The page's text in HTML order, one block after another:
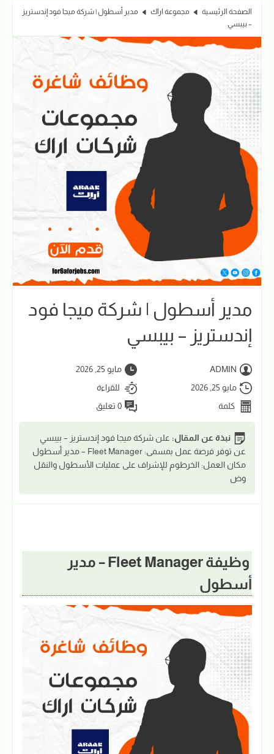
الصفحة الرئيسية مجموعة اراك
مدير أسطول | شركة ميجا فود إندستريز
– بيبسي
مدير أسطول | شركة ميجا فود
إندستريز – بيبسي
ADMIN
مايو 25, 2026
مايو 25, 2026
للقراءة
كلمة
0 تعليق
نبذة عن المقال: علن شركة ميجا فود إندستريز – بيبسي
عن توفر فرصة عمل بمسمى: Fleet Manager – مدير أسطول
مكان العمل: الخرطوم للإشراف على عمليات الأسطول والنقل
وض
وظيفة Fleet Manager – مدير
أسطول